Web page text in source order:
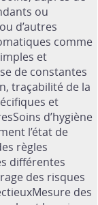
ou
d’autres
comme
et
de constantes
traçabilité de la
et
d’hygiène
l’état de
règles
différentes
des risques
des